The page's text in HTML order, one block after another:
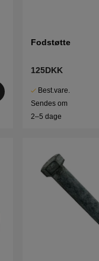
Fodstøtte
125DKK
Best.vare.
Sendes om
2–5 dage